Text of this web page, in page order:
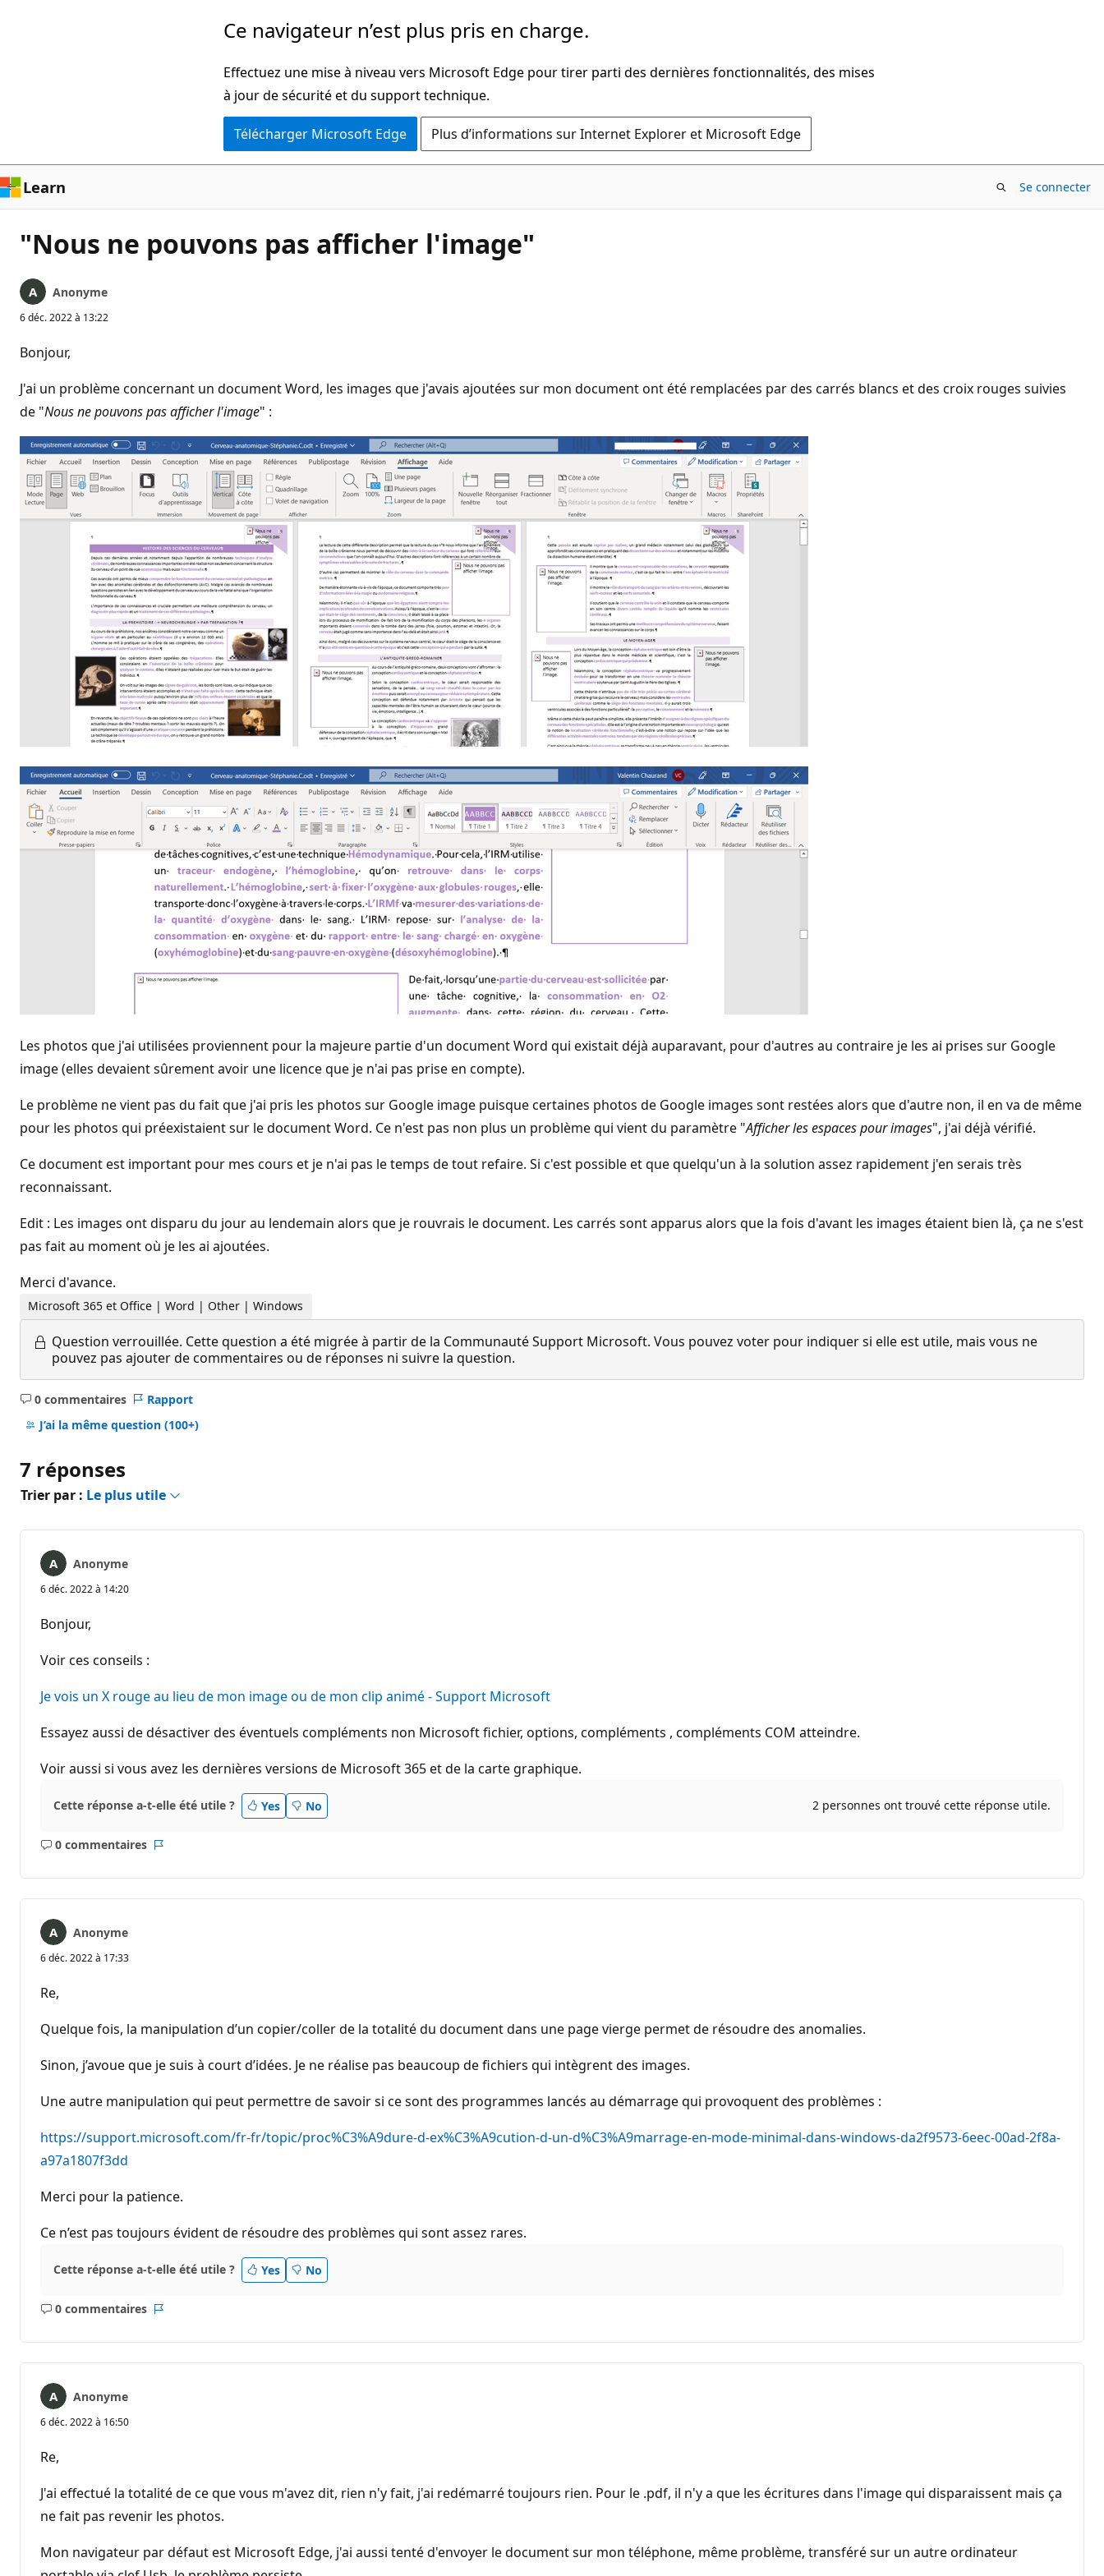
Ce navigateur n’est plus pris en charge.
Effectuez une mise à niveau vers Microsoft Edge pour tirer parti des dernières fonctionnalités, des mises
à jour de sécurité et du support technique.
Télécharger Microsoft Edge Plus d’informations sur Internet Explorer et Microsoft Edge
Learn Se connecter
"Nous ne pouvons pas afficher l'image"
Anonyme
6 déc. 2022 à 13:22
Bonjour,
J'ai un problème concernant un document Word, les images que j'avais ajoutées sur mon document ont été remplacées par des carrés blancs et des croix rouges suivies
de "Nous ne pouvons pas afficher l'image" :
Les photos que j'ai utilisées proviennent pour la majeure partie d'un document Word qui existait déjà auparavant, pour d'autres au contraire je les ai prises sur Google
image (elles devaient sûrement avoir une licence que je n'ai pas prise en compte).
Le problème ne vient pas du fait que j'ai pris les photos sur Google image puisque certaines photos de Google images sont restées alors que d'autre non, il en va de même
pour les photos qui préexistaient sur le document Word. Ce n'est pas non plus un problème qui vient du paramètre "Afficher les espaces pour images", j'ai déjà vérifié.
Ce document est important pour mes cours et je n'ai pas le temps de tout refaire. Si c'est possible et que quelqu'un à la solution assez rapidement j'en serais très
reconnaissant.
Edit : Les images ont disparu du jour au lendemain alors que je rouvrais le document. Les carrés sont apparus alors que la fois d'avant les images étaient bien là, ça ne s'est
pas fait au moment où je les ai ajoutées.
Merci d'avance.
Microsoft 365 et Office | Word | Other | Windows
Question verrouillée. Cette question a été migrée à partir de la Communauté Support Microsoft. Vous pouvez voter pour indiquer si elle est utile, mais vous ne
pouvez pas ajouter de commentaires ou de réponses ni suivre la question.
0 commentaires
Aucun
commentaire
Rapport
J’ai la même question (100+)
7 réponses
Trier par : Le plus utile
Anonyme
6 déc. 2022 à 14:20
Bonjour,
Voir ces conseils :
Je vois un X rouge au lieu de mon image ou de mon clip animé - Support Microsoft
Essayez aussi de désactiver des éventuels compléments non Microsoft fichier, options, compléments , compléments COM atteindre.
Voir aussi si vous avez les dernières versions de Microsoft 365 et de la carte graphique.
Cette réponse a-t-elle été utile ? Yes No 2 personnes ont trouvé cette réponse utile.
0 commentaires
Aucun
Anonyme
6 déc. 2022 à 17:33
Re,
Quelque fois, la manipulation d’un copier/coller de la totalité du document dans une page vierge permet de résoudre des anomalies.
Sinon, j’avoue que je suis à court d’idées. Je ne réalise pas beaucoup de fichiers qui intègrent des images.
Une autre manipulation qui peut permettre de savoir si ce sont des programmes lancés au démarrage qui provoquent des problèmes :
https://support.microsoft.com/fr-fr/topic/proc%C3%A9dure-d-ex%C3%A9cution-d-un-d%C3%A9marrage-en-mode-minimal-dans-windows-da2f9573-6eec-00ad-2f8a-
a97a1807f3dd
Merci pour la patience.
Ce n’est pas toujours évident de résoudre des problèmes qui sont assez rares.
Cette réponse a-t-elle été utile ? Yes No
0 commentaires
Aucun
Anonyme
6 déc. 2022 à 16:50
Re,
J'ai effectué la totalité de ce que vous m'avez dit, rien n'y fait, j'ai redémarré toujours rien. Pour le .pdf, il n'y a que les écritures dans l'image qui disparaissent mais ça
ne fait pas revenir les photos.
Mon navigateur par défaut est Microsoft Edge, j'ai aussi tenté d'envoyer le document sur mon téléphone, même problème, transféré sur un autre ordinateur